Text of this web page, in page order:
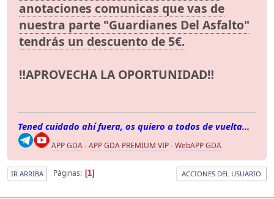
anotaciones comunicas que vas de
nuestra parte "Guardianes Del Asfalto"
tendrás un descuento de 5€.
‼️APROVECHA LA OPORTUNIDAD‼️
Tened cuidado ahí fuera, os quiero a todos de vuelta...
APP GDA-APP GDA PREMIUM VIP-WebAPP GDA
IR ARRIBA Páginas 1 ACCIONES DEL USUARIO